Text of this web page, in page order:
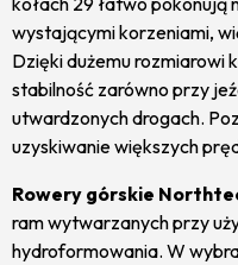
wystającymi korzeniami,
Dzięki dużemu rozmiarowi
stabilność zarówno przy
utwardzonych drogach.
uzyskiwanie większych
Rowery górskie
ram wytwarzanych przy
hydroformowania. W